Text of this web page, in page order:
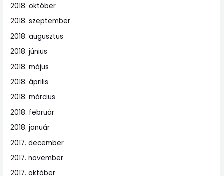
2018. október
2018. szeptember
2018. augusztus
2018. június
2018. május
2018. április
2018. március
2018. február
2018. január
2017. december
2017. november
2017. október